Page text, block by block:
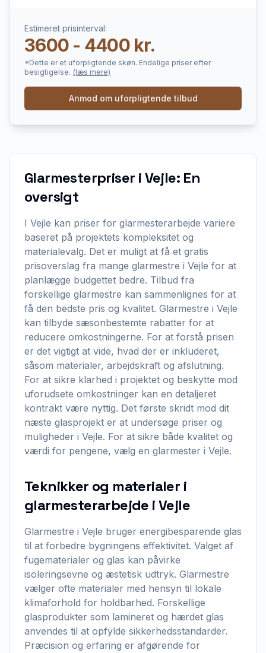
Estimeret prisinterval:
3600 - 4400 kr.
*Dette er et uforpligtende skøn. Endelige priser efter
besigtigelse. (læs mere)
Anmod om uforpligtende tilbud
Glarmesterpriser i Vejle: En
oversigt
I Vejle kan priser for glarmesterarbejde variere
baseret på projektets kompleksitet og
materialevalg. Det er muligt at få et gratis
prisoverslag fra mange glarmestre i Vejle for at
planlægge budgettet bedre. Tilbud fra
forskellige glarmestre kan sammenlignes for at
få den bedste pris og kvalitet. Glarmestre i Vejle
kan tilbyde sæsonbestemte rabatter for at
reducere omkostningerne. For at forstå prisen
er det vigtigt at vide, hvad der er inkluderet,
såsom materialer, arbejdskraft og afslutning.
For at sikre klarhed i projektet og beskytte mod
uforudsete omkostninger kan en detaljeret
kontrakt være nyttig. Det første skridt mod dit
næste glasprojekt er at undersøge priser og
muligheder i Vejle. For at sikre både kvalitet og
værdi for pengene, vælg en glarmester i Vejle.
Teknikker og materialer i
glarmesterarbejde i Vejle
Glarmestre i Vejle bruger energibesparende glas
til at forbedre bygningens effektivitet. Valget af
fugematerialer og glas kan påvirke
isoleringsevne og æstetisk udtryk. Glarmestre
vælger ofte materialer med hensyn til lokale
klimaforhold for holdbarhed. Forskellige
glasprodukter som lamineret og hærdet glas
anvendes til at opfylde sikkerhedsstandarder.
Præcision og erfaring er afgørende for